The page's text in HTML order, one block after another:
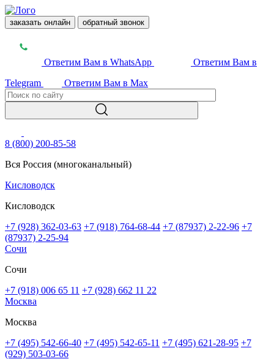
заказать онлайн обратный звонок
Ответим Вам в WhatsApp
Ответим Вам в
Telegram
Ответим Вам в Max
8 (800) 200-85-58
Вся Россия (многоканальный)
Кисловодск
Кисловодск
+7 (928) 362-03-63 +7 (918) 764-68-44 +7 (87937) 2-22-96 +7
(87937) 2-25-94
Сочи
Сочи
+7 (918) 006 65 11 +7 (928) 662 11 22
Москва
Москва
+7 (495) 542-66-40 +7 (495) 542-65-11 +7 (495) 621-28-95 +7
(929) 503-03-66